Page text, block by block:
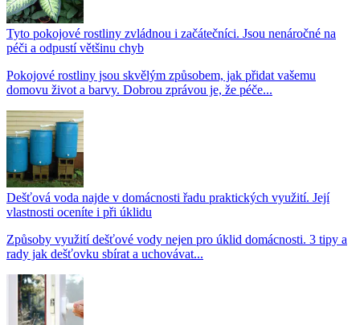
Tyto pokojové rostliny zvládnou i začátečníci. Jsou nenáročné na
péči a odpustí většinu chyb
Pokojové rostliny jsou skvělým způsobem, jak přidat vašemu
domovu život a barvy. Dobrou zprávou je, že péče...
Dešťová voda najde v domácnosti řadu praktických využití. Její
vlastnosti oceníte i při úklidu
Způsoby využití dešťové vody nejen pro úklid domácnosti. 3 tipy a
rady jak dešťovku sbírat a uchovávat...